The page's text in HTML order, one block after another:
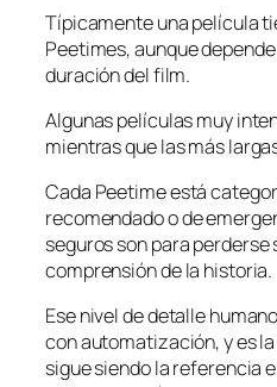
Típicamente una película
Peetimes, aunque
duración del film.
Algunas películas muy
mientras que las más
Cada Peetime está
recomendado o de
seguros son para
comprensión de la historia.
Ese nivel de detalle
con automatización, y es
sigue siendo la referencia